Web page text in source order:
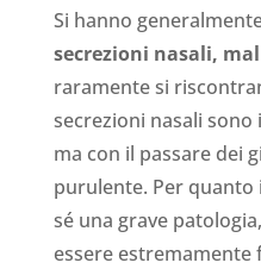
Si hanno
secrezioni nasali,
raramente si
secrezioni nasali
ma con il passare dei
purulente. Per
sé una grave
essere estremamente